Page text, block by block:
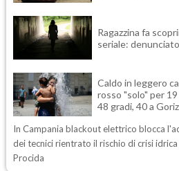
Ragazzina fa
seriale:
Caldo in leggero
rosso "solo" per
48 gradi, 40 a
In Campania blackout elettrico blocca
dei tecnici rientrato il rischio di crisi
Procida